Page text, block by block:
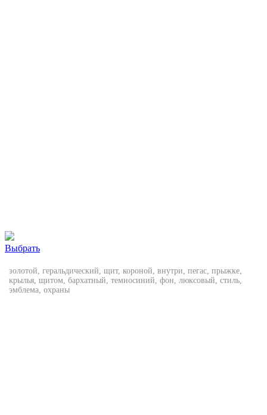
Выбрать
золотой, геральдический, щит, короной, внутри, пегас, прыжке,
крылья, щитом, бархатный, темносиний, фон, люксовый, стиль,
эмблема, охраны